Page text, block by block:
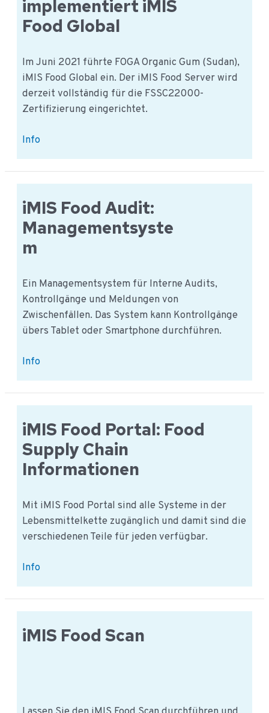
Behörden
implementiert iMIS
Food Global
Im Juni 2021 führte FOGA Organic Gum (Sudan),
iMIS Food Global ein. Der iMIS Food Server wird
derzeit vollständig für die FSSC22000-
Zertifizierung eingerichtet.
FOGA
Gum
implementiert
iMIS
Food
Global
Info
iMIS Food Audit:
Managementsyste
m
Ein Managementsystem für Interne Audits,
Kontrollgänge und Meldungen von
Zwischenfällen. Das System kann Kontrollgänge
übers Tablet oder Smartphone durchführen.
iMIS
Audit:
Managementsystem
Info
iMIS Food Portal: Food
Supply Chain
Informationen
Mit iMIS Food Portal sind alle Systeme in der
Lebensmittelkette zugänglich und damit sind die
verschiedenen Teile für jeden verfügbar.
iMIS
Portal:
Food
Supply
Chain
Info
iMIS Food Scan